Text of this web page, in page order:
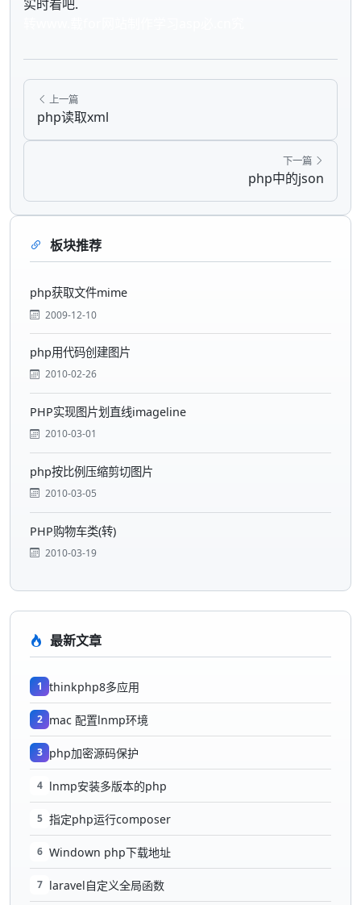
实时看吧.
上一篇
php读取xml
下一篇
php中的json
板块推荐
php获取文件mime
2009-12-10
php用代码创建图片
2010-02-26
PHP实现图片划直线imageline
2010-03-01
php按比例压缩剪切图片
2010-03-05
PHP购物车类(转)
2010-03-19
最新文章
1 thinkphp8多应用
2 mac 配置lnmp环境
3 php加密源码保护
4 lnmp安装多版本的php
5 指定php运行composer
6 Windown php下载地址
7 laravel自定义全局函数